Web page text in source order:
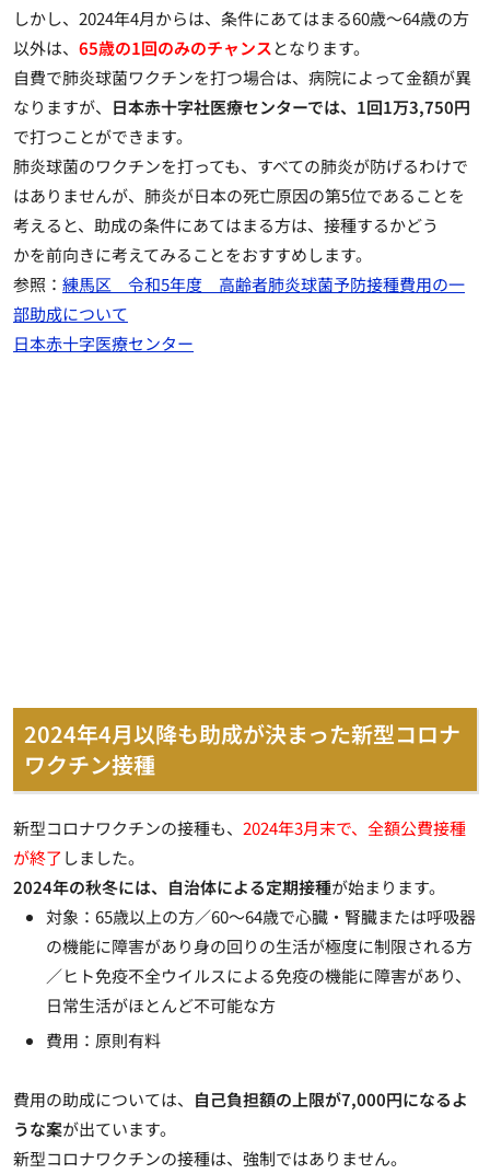
しかし、2024年4月からは、条件にあてはまる60歳～64歳の方
以外は、 65歳の1回のみのチャンスとなります。
自費で肺炎球菌ワクチンを打つ場合は、病院によって金額が異
なりますが、 日本赤十字社医療センターでは、1回1万3,750円
で打つことができます。
肺炎球菌のワクチンを打っても、すべての肺炎が防げるわけで
はありませんが、肺炎が日本の死亡原因の第5位であることを
考えると、助成の条件にあてはまる方は、接種するかどう
かを前向きに考えてみることをおすすめします。
参照： 練馬区 令和5年度 高齢者肺炎球菌予防接種費用の一
部助成について
日本赤十字医療センター
2024年4月以降も助成が決まった新型コロナ
ワクチン接種
新型コロナワクチンの接種も、 2024年3月末で、全額公費接種
が終了 しました。
2024年の秋冬には、自治体による定期接種が始まります。
対象：65歳以上の方／60～64歳で心臓・腎臓または呼吸器
の機能に障害があり身の回りの生活が極度に制限される方
／ヒト免疫不全ウイルスによる免疫の機能に障害があり、
日常生活がほとんど不可能な方
費用：原則有料
費用の助成については、 自己負担額の上限が7,000円になるよ
うな案が出ています。
新型コロナワクチンの接種は、強制ではありません。